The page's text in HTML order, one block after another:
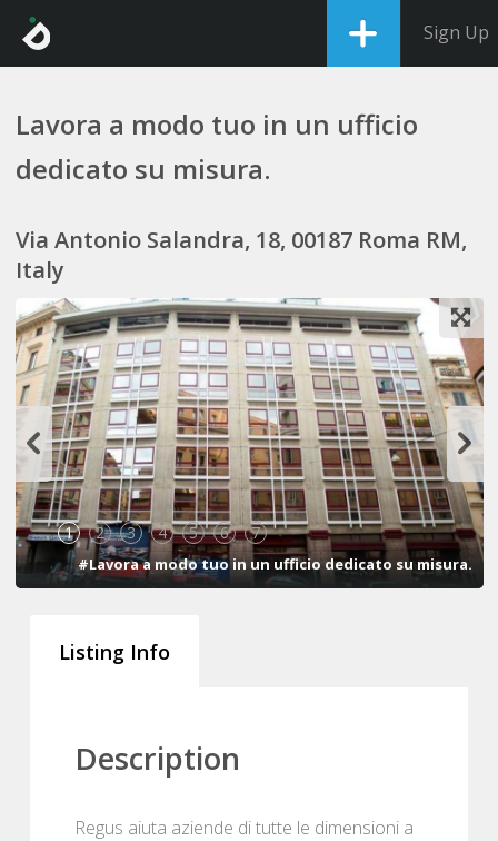
Sign Up
Lavora a modo tuo in un ufficio
dedicato su misura.
Via Antonio Salandra, 18, 00187 Roma RM,
Italy
1 2 3 4 5 6 7
#Lavora a modo tuo in un ufficio dedicato su misura.
Listing Info
Description
Regus aiuta aziende di tutte le dimensioni a